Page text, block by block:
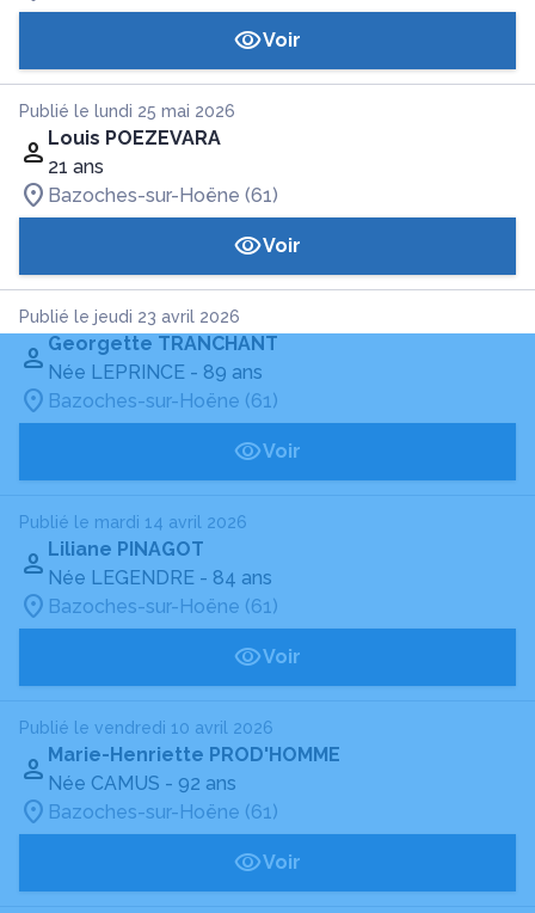
Voir
Publié le lundi 25 mai 2026
Louis POEZEVARA
21 ans
Bazoches-sur-Hoëne (61)
Voir
Publié le jeudi 23 avril 2026
Georgette TRANCHANT
Née LEPRINCE - 89 ans
Bazoches-sur-Hoëne (61)
Voir
Publié le mardi 14 avril 2026
Liliane PINAGOT
Née LEGENDRE - 84 ans
Bazoches-sur-Hoëne (61)
Voir
Publié le vendredi 10 avril 2026
Marie-Henriette PROD'HOMME
Née CAMUS - 92 ans
Bazoches-sur-Hoëne (61)
Voir